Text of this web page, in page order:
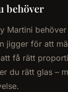
behöver
Martini
jigger för att
få rätt
du rätt glas –